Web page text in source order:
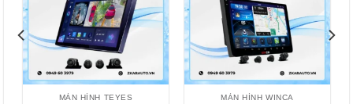
MÀN HÌNH WINCA MÀN HÌNH ANDROID